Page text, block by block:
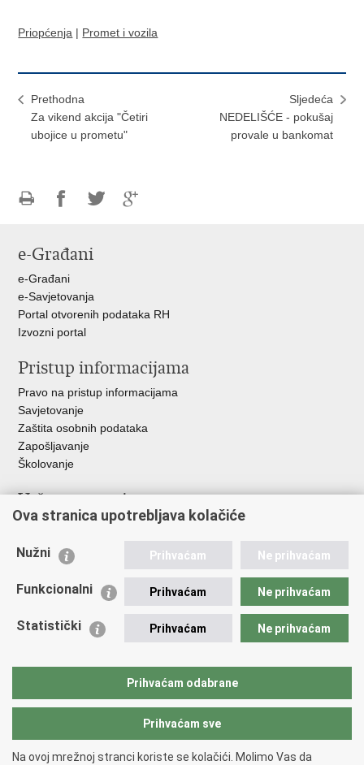
Priopćenja | Promet i vozila
Prethodna
Za vikend akcija "Četiri
ubojice u prometu"
Sljedeća
NEDELIŠĆE - pokušaj
provale u bankomat
FacebookuTwitteru
e-Građani
e-Građani
e-Savjetovanja
Portal otvorenih podataka RH
Izvozni portal
Pristup informacijama
Pravo na pristup informacijama
Savjetovanje
Zaštita osobnih podataka
Zapošljavanje
Školovanje
Važne poveznice
Ministarstvo unutarnjih poslova
Udruge
Policijska akademija
Zaklada policijske solidarnosti
Vučetić"
Ova stranica upotrebljava kolačiće
Nužni Prihvaćam Ne prihvaćam
Funkcionalni Prihvaćam Ne prihvaćam
Statistički Prihvaćam Ne prihvaćam
Prihvaćam odabrane
Prihvaćam sve
Na ovoj mrežnoj stranci koriste se kolačići. Molimo Vas da